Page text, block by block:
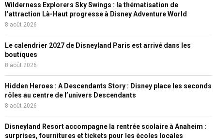
Wilderness Explorers Sky Swings : la thématisation de
l’attraction Là-Haut progresse à Disney Adventure World
8 août 2026
Le calendrier 2027 de Disneyland Paris est arrivé dans les
boutiques
8 août 2026
Hidden Heroes : A Descendants Story : Disney place les seconds
rôles au centre de l’univers Descendants
8 août 2026
Disneyland Resort accompagne la rentrée scolaire à Anaheim :
surprises, fournitures et tickets pour les écoles locales